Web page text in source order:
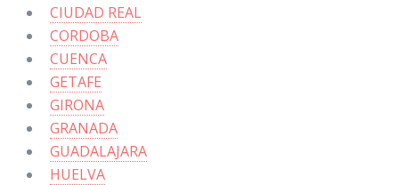
CIUDAD REAL
CORDOBA
CUENCA
GETAFE
GIRONA
GRANADA
GUADALAJARA
HUELVA